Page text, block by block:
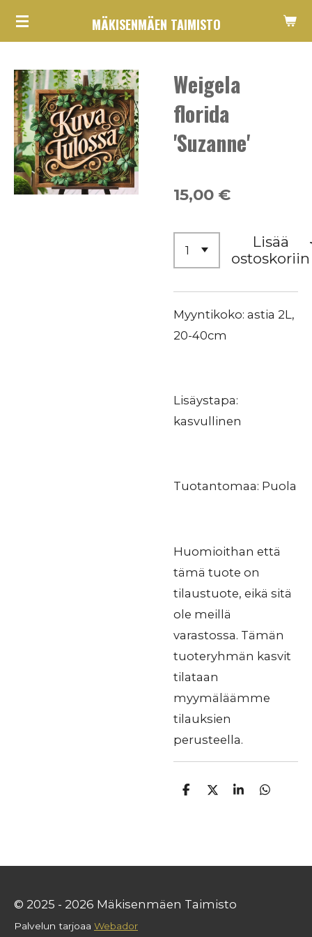
Siirry
MÄKISENMÄEN TAIMISTO
Weigela
florida
'Suzanne'
15,00 €
Lisää
ostoskoriin
Myyntikoko: astia 2L,
20-40cm
Lisäystapa:
kasvullinen
Tuotantomaa: Puola
Huomioithan että
tämä tuote on
tilaustuote, eikä sitä
ole meillä
varastossa. Tämän
tuoteryhmän kasvit
tilataan
myymäläämme
tilauksien
perusteella.
J
J
J
J
© 2025 - 2026 Mäkisenmäen Taimisto
Palvelun tarjoaa Webador